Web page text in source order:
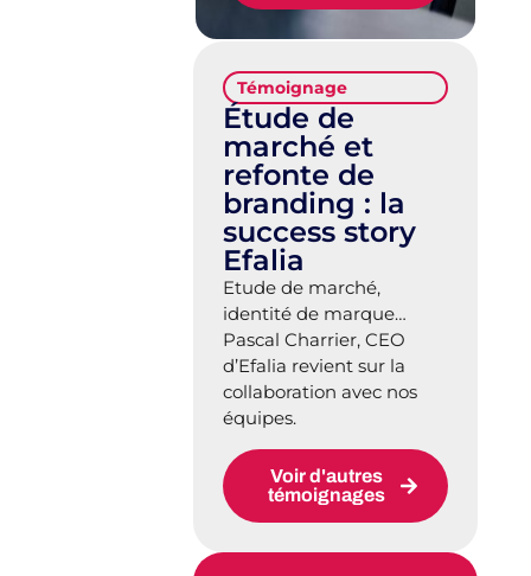
Témoignage
Étude de
marché et
refonte de
branding : la
success story
Efalia
Etude de marché,
identité de marque…
Pascal Charrier, CEO
d’Efalia revient sur la
collaboration avec nos
équipes.
Voir d'autres
témoignages